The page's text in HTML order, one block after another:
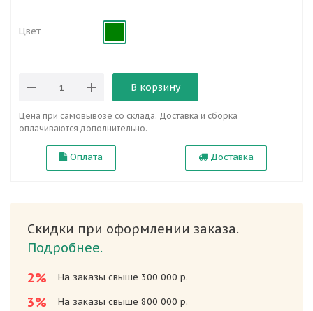
Цвет
В корзину
Цена при самовывозе со склада. Доставка и сборка
оплачиваются дополнительно.
Оплата Доставка
Скидки при оформлении заказа.
Подробнее.
2%
На заказы свыше 300 000 р.
3% На заказы свыше 800 000 р.